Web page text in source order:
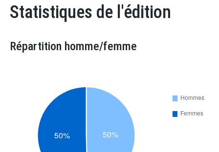
Statistiques de l'édition
Répartition homme/femme